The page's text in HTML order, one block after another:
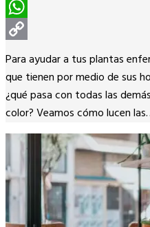
Pinterest
WhatsApp
Copy
Link
Para ayudar a tus plantas
que tienen por medio de sus
¿qué pasa con todas las
color? Veamos cómo lucen